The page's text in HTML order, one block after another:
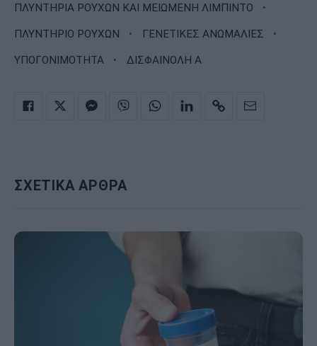
ΠΛΥΝΤΗΡΙΑ ΡΟΥΧΩΝ ΚΑΙ ΜΕΙΩΜΕΝΗ ΛΙΜΠΙΝΤΟ ·
ΠΛΥΝΤΗΡΙΟ ΡΟΥΧΩΝ · ΓΕΝΕΤΙΚΕΣ ΑΝΩΜΑΛΙΕΣ ·
ΥΠΟΓΟΝΙΜΟΤΗΤΑ · ΔΙΣΦΑΙΝΟΛΗ Α
ΣΧΕΤΙΚΑ ΑΡΘΡΑ